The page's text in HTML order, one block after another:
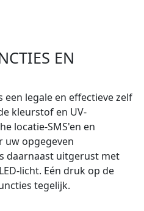
EN
legale en effectieve zelf
kleurstof en UV-
locatie-SMS'en en
uw opgegeven
daarnaast uitgerust met
licht. Eén druk op de
tegelijk.